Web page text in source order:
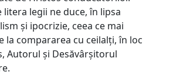
litera legii ne duce, în lipsa
și ipocrizie, ceea ce mai
la compararea cu ceilalți, în loc
Autorul și Desăvârșitorul